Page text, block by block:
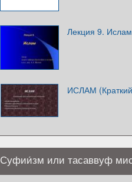
Лекция 9. Ислам
ИСЛАМ
Суфии́зм или тасаввуф